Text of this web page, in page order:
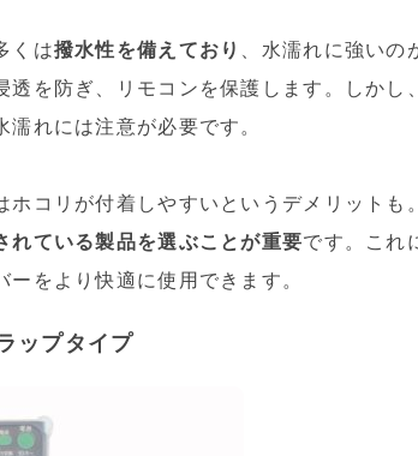
くは撥水性を備えており 、水濡れに強いの
透を防ぎ、リモコンを保護します。しかし
れには注意が必要です。
ホコリが付着しやすいというデメリットも
れている製品を選ぶことが重要です。これ
をより快適に使用できます。
ップタイプ